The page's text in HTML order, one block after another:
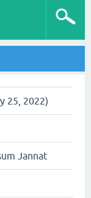
25, 2022)
Jannat